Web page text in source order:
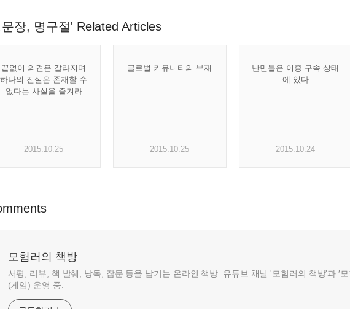
장, 명구절' Related Articles
끝없이 의견은 갈라지며
하나의 진실은 존재할 수
없다는 사실을 즐겨라
2015.10.25
글로벌 커뮤니티의 부재
2015.10.25
난민들은 이중 구속 상태
에 있다
2015.10.24
모험러의 책방
서평, 리뷰, 책 발췌, 낭독, 잡문 등을 남기는 온라인 책방. 유튜브 채널 '모험러의 책방'과 ′모
(게임) 운영 중.